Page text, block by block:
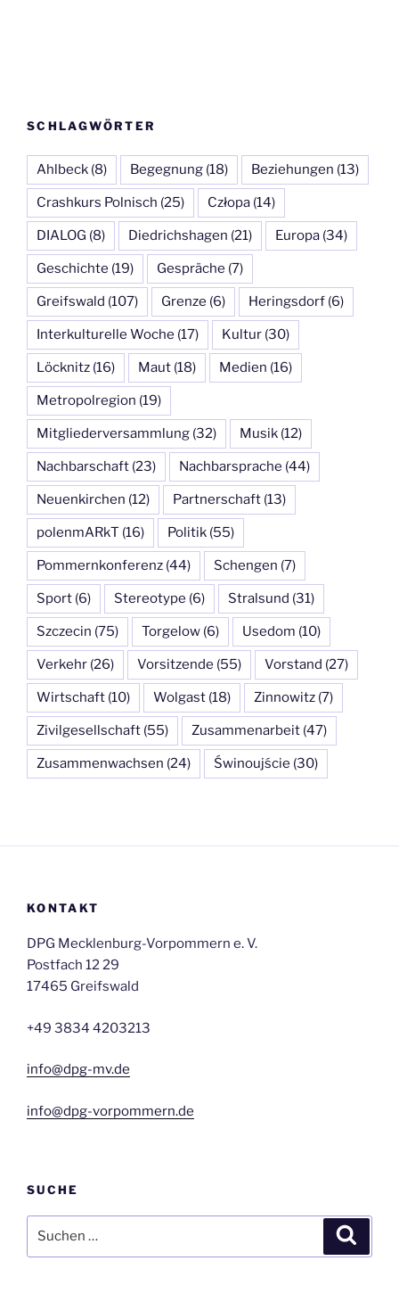
SCHLAGWÖRTER
Ahlbeck (8) Begegnung (18) Beziehungen (13)
Crashkurs Polnisch (25) Człopa (14)
DIALOG (8) Diedrichshagen (21) Europa (34)
Geschichte (19) Gespräche (7)
Greifswald (107) Grenze (6) Heringsdorf (6)
Interkulturelle Woche (17) Kultur (30)
Löcknitz (16) Maut (18) Medien (16)
Metropolregion (19)
Mitgliederversammlung (32) Musik (12)
Nachbarschaft (23) Nachbarsprache (44)
Neuenkirchen (12) Partnerschaft (13)
polenmARkT (16) Politik (55)
Pommernkonferenz (44) Schengen (7)
Sport (6) Stereotype (6) Stralsund (31)
Szczecin (75) Torgelow (6) Usedom (10)
Verkehr (26) Vorsitzende (55) Vorstand (27)
Wirtschaft (10) Wolgast (18) Zinnowitz (7)
Zivilgesellschaft (55) Zusammenarbeit (47)
Zusammenwachsen (24) Świnoujście (30)
KONTAKT
DPG Mecklenburg-Vorpommern e. V.
Postfach 12 29
17465 Greifswald
+49 3834 4203213
info@dpg-mv.de
info@dpg-vorpommern.de
SUCHE
nach: